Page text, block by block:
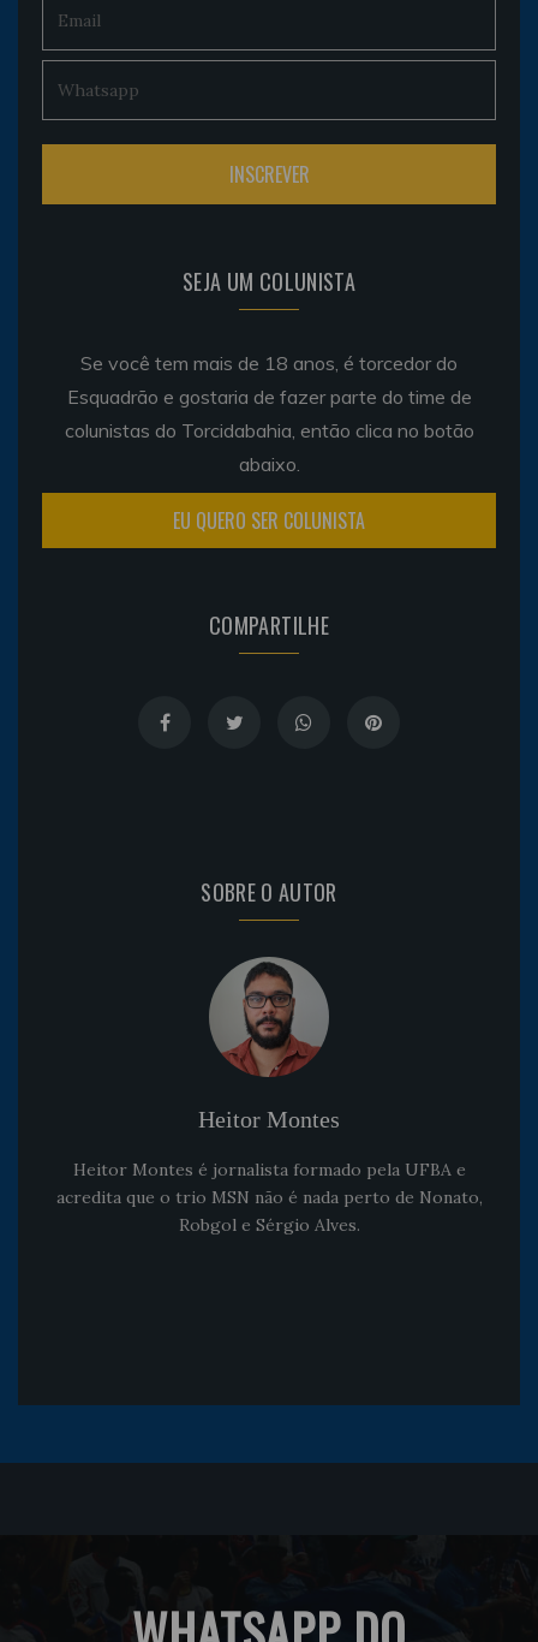
SEJA UM COLUNISTA
Se você tem mais de 18 anos, é torcedor do
Esquadrão e gostaria de fazer parte do time de
colunistas do Torcidabahia, então clica no botão
abaixo.
EU QUERO SER COLUNISTA
COMPARTILHE
SOBRE O AUTOR
Heitor Montes
Heitor Montes é jornalista formado pela UFBA e
acredita que o trio MSN não é nada perto de Nonato,
Robgol e Sérgio Alves.